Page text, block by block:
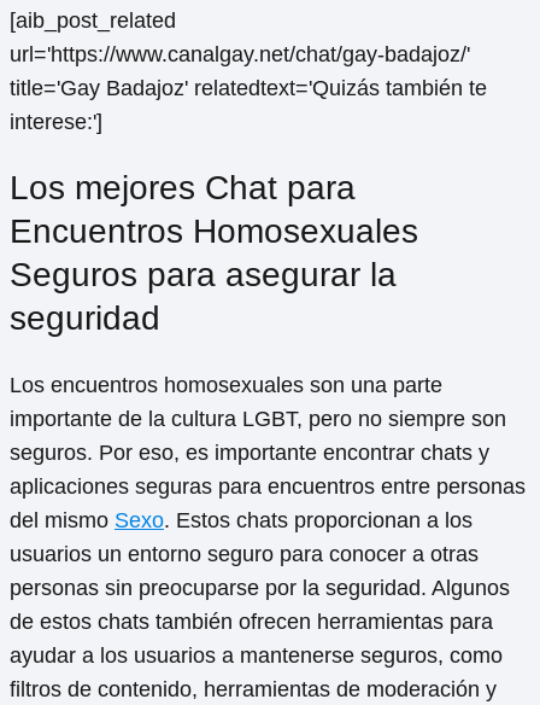
[aib_post_related
url='https://www.canalgay.net/chat/gay-badajoz/'
title='Gay Badajoz' relatedtext='Quizás también te
interese:']
Los mejores Chat para
Encuentros Homosexuales
Seguros para asegurar la
seguridad
Los encuentros homosexuales son una parte
importante de la cultura LGBT, pero no siempre son
seguros. Por eso, es importante encontrar chats y
aplicaciones seguras para encuentros entre personas
del mismo Sexo. Estos chats proporcionan a los
usuarios un entorno seguro para conocer a otras
personas sin preocuparse por la seguridad. Algunos
de estos chats también ofrecen herramientas para
ayudar a los usuarios a mantenerse seguros, como
filtros de contenido, herramientas de moderación y